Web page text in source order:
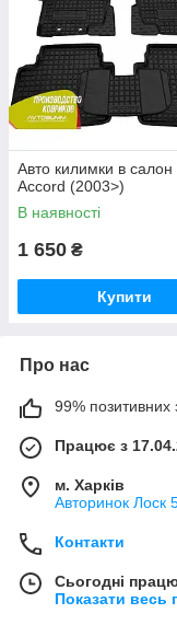
Авто килимки в салон
Accord (2003>)
В наявності
1 650 ₴
Купити
Про нас
99% позитивних
Працює з
м. Харків
Авторинок Лоск
Контакти
Сьогодні
Показати весь